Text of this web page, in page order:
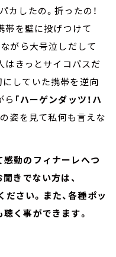
カしたの。折ったの！
帯を壁に投げつけて
がら大号泣しだして
はきっとサイコパスだ
していた携帯を逆向
ら 「ハーゲンダッツ！ハ
の姿を見て私何も言えな
動のフィナーレへつ
きでない方は、
ださい。また、各種ポッ
く事ができます。